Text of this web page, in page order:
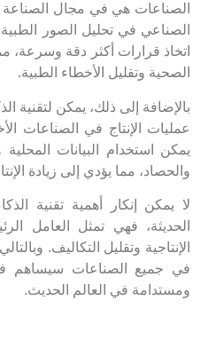
الصناعات هي في مجال الصناعة
الصناعي في تحليل الصور
اتخاذ قرارات أكثر دقة وسرعة،
الصحية وتقليل الأخطاء الطبية.
بالإضافة إلى ذلك، يمكن لتقنية
عمليات الإنتاج في الصناعات
يمكن استخدام البيانات المحلية
والحصاد، مما يؤدي إلى زيادة
لا يمكن إنكار أهمية تقنية
الحديثة، فهي تمثل العامل
الإنتاجية وتقليل التكاليف.
في جميع الصناعات سيساهم في
ومستدامة في العالم الحديث.